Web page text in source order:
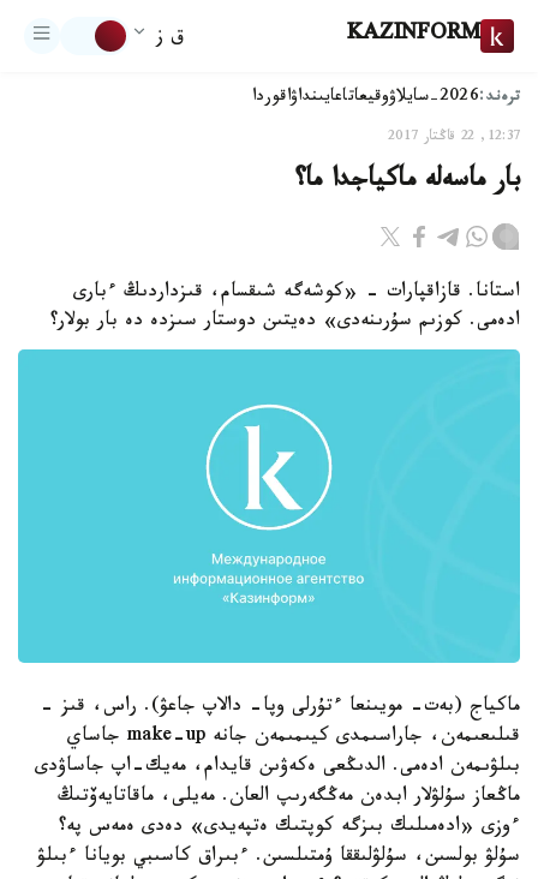
KAZINFORM ق ز
ترەند:2026-سايلاۋ وقيعاتاعايىنداۋاقوردا
12:37, 22 قاڭتار 2017
بار ماسەلە ماكياجدا ما؟
استانا. قازاقپارات - «كوشەگە شىقسام، قىزداردىڭ ءبارى
ادەمى. كوزىم سۇرىنەدى» دەيتىن دوستار سىزدە دە بار بولار؟
ماكياج (بەت- مويىنعا ءتۇرلى وپا- دالاپ جاعۋ). راس، قىز -
قىلىعىمەن، جاراسىمدى كيىمىمەن جانە make-up جاساي
بىلۋىمەن ادەمى. الدىڭعى ەكەۋىن قايدام، مەيك-اپ جاساۋدى
ماڭعاز سۇلۋلار ابدەن مەڭگەرىپ العان. مەيلى، ماقاتايەۆتىڭ
ءوزى «ادەمىلىك بىزگە كوپتىك ەتپەيدى» دەدى ەمەس پە؟
سۇلۋ بولسىن، سۇلۋلىققا ۇمتىلسىن. ءبىراق كاسىبي بويانا ءبىلۋ